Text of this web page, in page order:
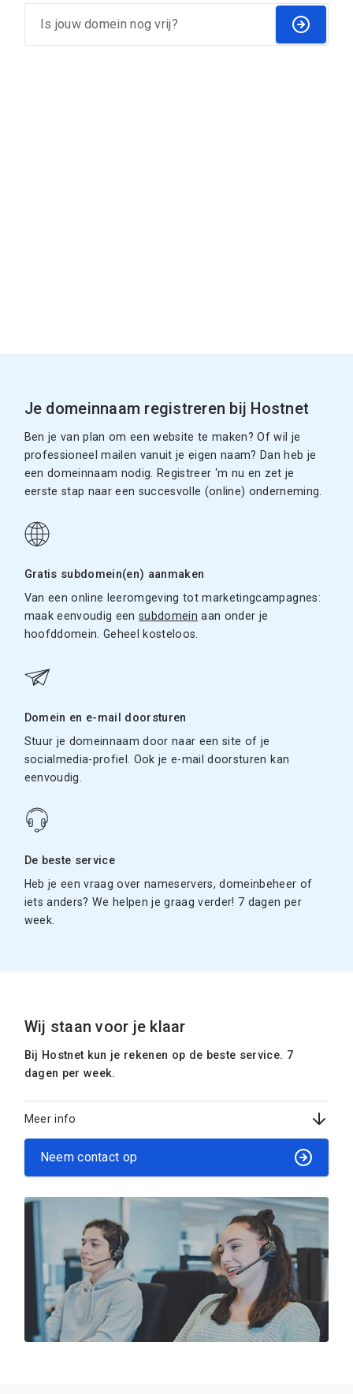
Je domeinnaam registreren bij Hostnet
Ben je van plan om een website te maken? Of wil je
professioneel mailen vanuit je eigen naam? Dan heb je
een domeinnaam nodig. Registreer ‘m nu en zet je
eerste stap naar een succesvolle (online) onderneming.
Gratis subdomein(en) aanmaken
Van een online leeromgeving tot marketingcampagnes:
maak eenvoudig eensubdomein aan onder je
hoofddomein. Geheel kosteloos.
Domein en e-mail doorsturen
Stuur je domeinnaam door naar een site of je
socialmedia-profiel. Ook je e-mail doorsturen kan
eenvoudig.
De beste service
Heb je een vraag over nameservers, domeinbeheer of
iets anders? We helpen je graag verder! 7 dagen per
week.
Wij staan voor je klaar
Bij Hostnet kun je rekenen op de beste service. 7
dagen per week.
Meer info
Neem contact op